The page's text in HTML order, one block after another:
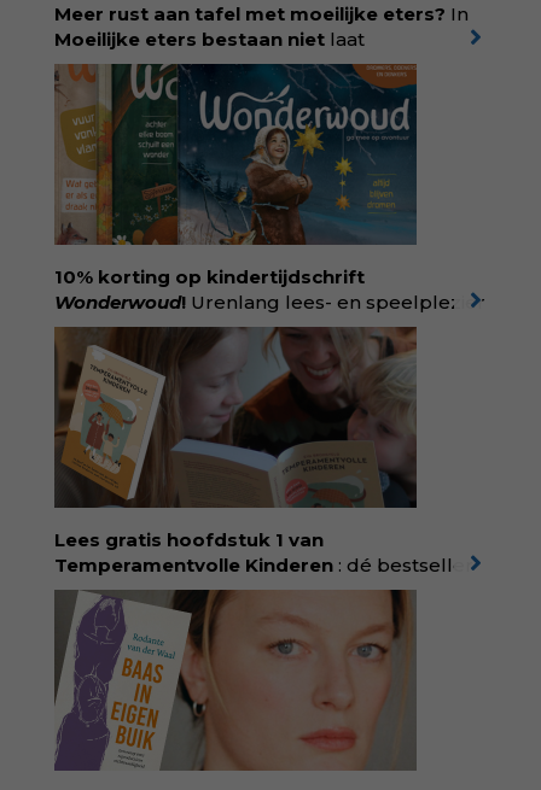
Meer rust aan tafel met moeilijke eters? In
Moeilijke eters bestaan niet laat
kinderdiëtist en lactatiekundigeRolinde
Demeyerzien wat er schuilgaat achter
eetgedrag dat ouders zorgen baart. Met
aandacht voor ontwikkeling,
neurodivergentie en medische oorzaken
helpt ze hardnekkige misverstanden los te
laten en maakt ze van eten weer een
moment van verbinding. Bestel via je lokale
boekhandel! Lees meer over Rolinde via
kiind.nl/rolinde
10% korting op kindertijdschrift
Wonderwoud! Urenlang lees- en speelplezier
voor dromers, doeners en denkers.
Wonderwoud is het ambachtelijk gemaakte
antwoord op alle snelle gooimaarweg-
boekjes en hapsnap-filmpjes. Het mooiste
kindertijdschrift van Nederland; met liefde en
kunde voor taal, beeld en tekeningen die
spat van elke pagina. Dat vóel je. Dat voelt je
kind. Abonneer via
wonderwoud.nl/abonneren**
korting met code:
KIIND10
Lees gratis hoofdstuk 1 van
Temperamentvolle Kinderen : dé bestseller
van pedagoog Eva Bronsveld. In het boek
Temperamentvolle kinderen vind je 25 jaar
aan kennis en ervaring. Met ruim 50.000
verkochte exemplaren met recht een
bestseller, waarmee Eva veel gezinnen heeft
kunnen helpen. Ze schrijft met een
liefdevolle kijk op kinderen en veel begrip
voor ouders. Download het hoofdstuk gratis